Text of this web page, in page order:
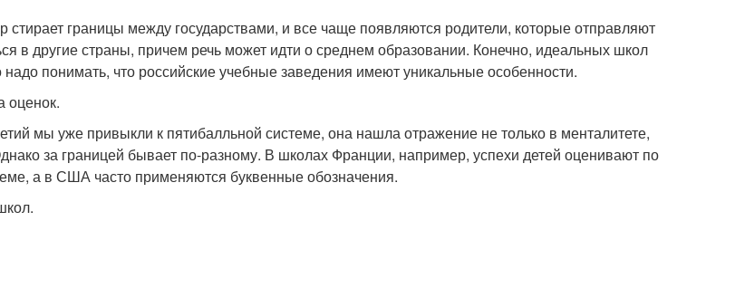
границы между государствами, и все чаще появляются родители, которые отправляют
в другие страны, причем речь может идти о среднем образовании. Конечно, идеальных школ
надо понимать, что российские учебные заведения имеют уникальные особенности.
оценок.
мы уже привыкли к пятибалльной системе, она нашла отражение не только в менталитете,
за границей бывает по-разному. В школах Франции, например, успехи детей оценивают по
а в США часто применяются буквенные обозначения.